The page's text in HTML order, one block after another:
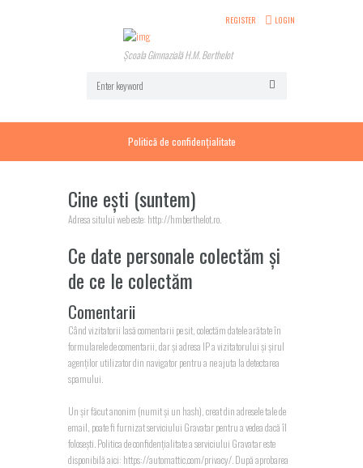
REGISTER LOGIN
Școala Gimnazială H.M. Berthelot
Politică de confidențialitate
Cine ești (suntem)
Adresa sitului web este: http://hmberthelot.ro.
Ce date personale colectăm și
de ce le colectăm
Comentarii
Când vizitatorii lasă comentarii pe sit, colectăm datele arătate în
formularele de comentarii, dar și adresa IP a vizitatorului și șirul
agenților utilizator din navigator pentru a ne ajuta la detectarea
spamului.
Un șir făcut anonim (numit și un hash), creat din adresele tale de
email, poate fi furnizat serviciului Gravatar pentru a vedea dacă îl
folosești. Politica de confidențialitate a serviciului Gravatar este
disponibilă aici: https://automattic.com/privacy/. După aprobarea